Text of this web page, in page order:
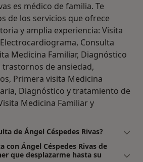
es médico de familia. Te
de los servicios que ofrece
y amplia experiencia: Visita
Consulta
Medicina Familiar, Diagnóstico
de ansiedad,
Primera visita Medicina
Diagnóstico y tratamiento de
Medicina Familiar y
de Ángel Céspedes Rivas?
con Ángel Céspedes Rivas de
que desplazarme hasta su